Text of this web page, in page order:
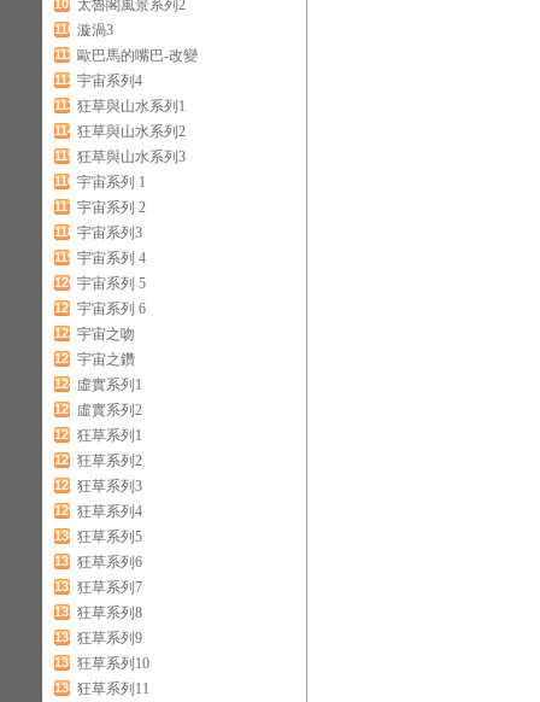
109 太魯閣風景系列2
110 漩渦3
111 歐巴馬的嘴巴-改變
112 宇宙系列4
113 狂草與山水系列1
114 狂草與山水系列2
115 狂草與山水系列3
116 宇宙系列 1
117 宇宙系列 2
118 宇宙系列3
119 宇宙系列 4
120 宇宙系列 5
121 宇宙系列 6
122 宇宙之吻
123 宇宙之鑽
124 虛實系列1
125 虛實系列2
126 狂草系列1
127 狂草系列2
128 狂草系列3
129 狂草系列4
130 狂草系列5
131 狂草系列6
132 狂草系列7
133 狂草系列8
134 狂草系列9
135 狂草系列10
136 狂草系列11